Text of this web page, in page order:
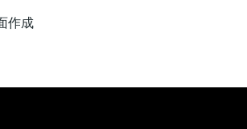
作成